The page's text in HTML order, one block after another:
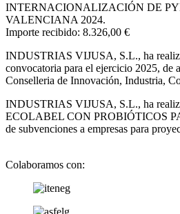
INTERNACIONALIZACIÓN DE
VALENCIANA 2024.
Importe recibido: 8.326,00 €
INDUSTRIAS VIJUSA, S.L., ha
convocatoria para el ejercicio 2025, de
Conselleria de Innovación, Industria,
INDUSTRIAS VIJUSA, S.L., ha
ECOLABEL CON PROBIÓTICOS
de subvenciones a empresas para
Colaboramos con: